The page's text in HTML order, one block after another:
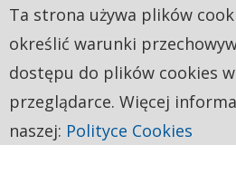
Ta strona używa plików
określić warunki
dostępu do plików cookies
przeglądarce. Więcej
naszej: Polityce Cookies